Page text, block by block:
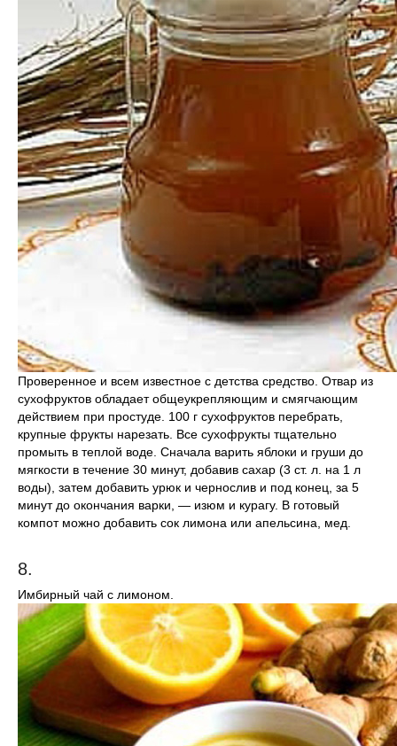
Проверенное и всем известное с детства средство. Отвар из
сухофруктов обладает общеукрепляющим и смягчающим
действием при простуде. 100 г сухофруктов перебрать,
крупные фрукты нарезать. Все сухофрукты тщательно
промыть в теплой воде. Сначала варить яблоки и груши до
мягкости в течение 30 минут, добавив сахар (3 ст. л. на 1 л
воды), затем добавить урюк и чернослив и под конец, за 5
минут до окончания варки, — изюм и курагу. В готовый
компот можно добавить сок лимона или апельсина, мед.
8.
Имбирный чай с лимоном.